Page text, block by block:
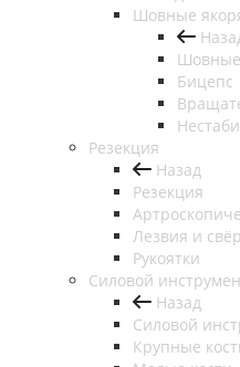
Шовные
Бицепс
Резекция
Назад
Резекция
Лезвия и
Рукоятки
Силовой
Назад
Силовой
Крупные